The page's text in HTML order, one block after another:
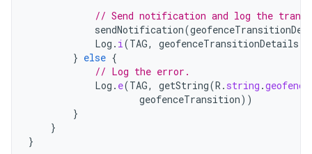
// Send notification and log the
sendNotification(
Log . i(TAG, geofenceTransitionDetails
} else {
// Log the error.
Log . e(TAG, getString(R . string .
geofenceTransition))
}
}
}